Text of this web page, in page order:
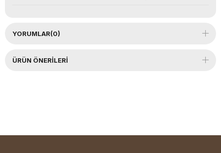
YORUMLAR(0)
ÜRÜN ÖNERILERI